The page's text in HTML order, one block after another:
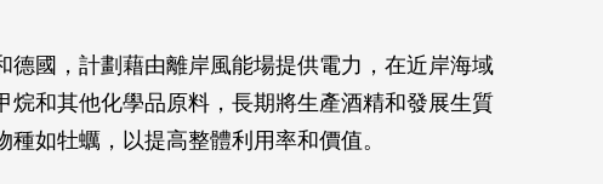
德國，計劃藉由離岸風能場提供電力，在近岸海域
烷和其他化學品原料，長期將生產酒精和發展生質
如牡蠣，以提高整體利用率和價值。